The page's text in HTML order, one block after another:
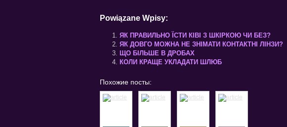
Powiązane Wpisy:
ЯК ПРАВИЛЬНО ЇСТИ КІВІ З ШКІРКОЮ ЧИ БЕЗ?
ЯК ДОВГО МОЖНА НЕ ЗНІМАТИ КОНТАКТНІ ЛІНЗИ?
ЩО БІЛЬШЕ В ДРОБАХ
КОЛИ КРАЩЕ УКЛАДАТИ ШЛЮБ
Похожие посты: